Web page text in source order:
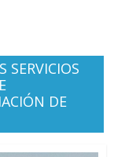
SERVICIOS
DE